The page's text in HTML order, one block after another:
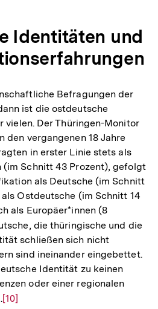
Identitäten und
Befragungen der
ist die ostdeutsche
vielen. Der Thüringen-Monitor
den vergangenen 18 Jahre
in erster Linie stets als
(im Schnitt 43 Prozent), gefolgt
als Deutsche (im Schnitt
Ostdeutsche (im Schnitt 14
als Europäer*innen (8
die thüringische und die
schließen sich nicht
sind ineinander eingebettet.
Identität zu keinen
oder einer regionalen
Zur
[10]